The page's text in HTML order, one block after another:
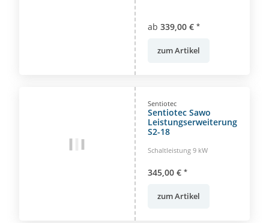
ab 339,00 € *
zum Artikel
Sentiotec
Sentiotec Sawo
Leistungserweiterung
S2-18
Schaltleistung 9 kW
345,00 € *
zum Artikel